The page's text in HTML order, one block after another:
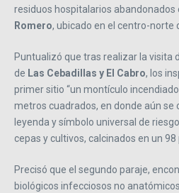
residuos hospitalarios abandonados
Romero, ubicado en el centro-norte
Puntualizó que tras realizar la visita
de Las Cebadillas y El Cabro, los
primer sitio “un montículo
metros cuadrados, en donde aún se
leyenda y símbolo universal de
cepas y cultivos, calcinados en un 98
Precisó que el segundo paraje,
biológicos infecciosos no